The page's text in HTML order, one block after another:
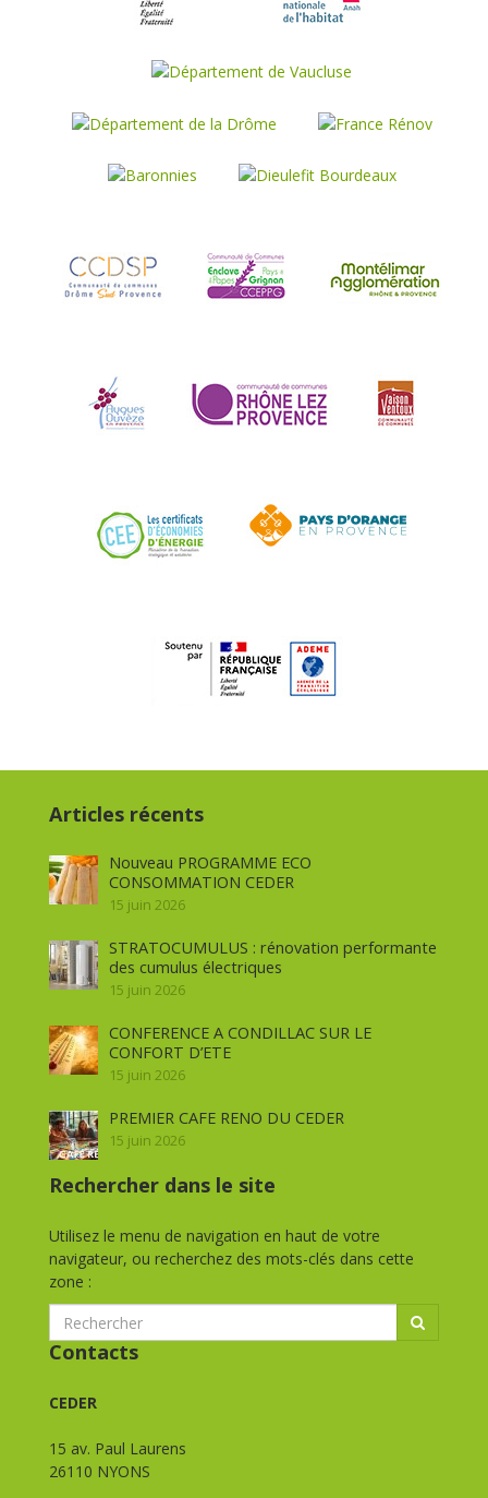
Articles récents
Nouveau PROGRAMME ECO
CONSOMMATION CEDER
15 juin 2026
STRATOCUMULUS : rénovation performante
des cumulus électriques
15 juin 2026
CONFERENCE A CONDILLAC SUR LE
CONFORT D’ETE
15 juin 2026
PREMIER CAFE RENO DU CEDER
15 juin 2026
Rechercher dans le site
Utilisez le menu de navigation en haut de votre
navigateur, ou recherchez des mots-clés dans cette
zone :
Contacts
CEDER
15 av. Paul Laurens
26110 NYONS